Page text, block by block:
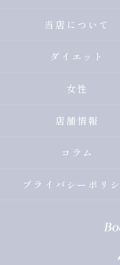
当店について
ダイエット
女性
店舗情報
コラム
プライバシーポリ